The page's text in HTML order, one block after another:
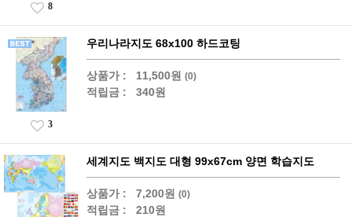
8
우리나라지도 68x100 하드코팅
상품가 : 11,500원 (0)
적립금 : 340원
3
세계지도 백지도 대형 99x67cm 양면 학습지도
상품가 : 7,200원 (0)
적립금 : 210원